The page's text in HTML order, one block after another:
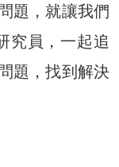
題，就讓我們
究員，一起追
題，找到解決